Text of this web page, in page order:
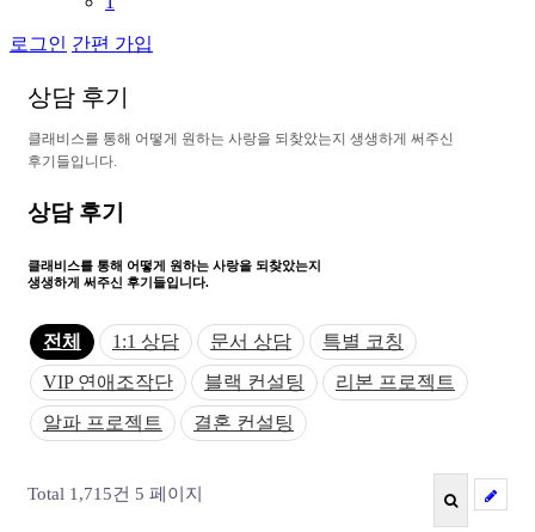
로그인 간편 가입
상담 후기
클래비 스를 통해 어 떻게 원하는 사랑을 되 찾았는지 생생하게 써 주신
후기 들입 니 다.
상담 후기
클래비스를 통해 어떻게 원하는 사랑을 되찾았는지
생생하게 써주신 후기들입니다.
전체 1:1 상담 문서 상담
특별 코칭
VIP 연애조작단
블랙 컨설팅
리본 프로젝트
알파 프로젝트
결혼 컨설팅
Total 1,715건 5 페이지